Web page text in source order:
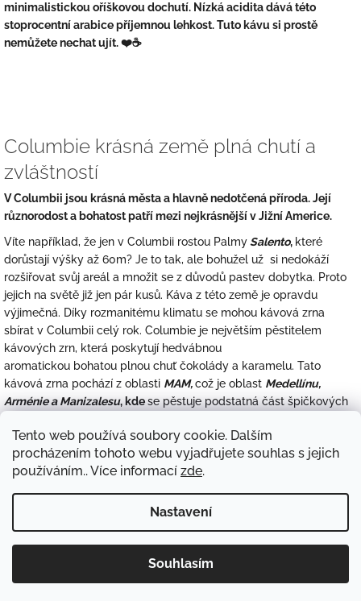
Tento web používá soubory cookie. Dalším
procházením tohoto webu vyjadřujete souhlas s jejich
používáním.. Více informací zde.
Nastavení
Souhlasím
minimalistickou oříškovou dochutí. Nízká acidita dává této
stoprocentní arabice příjemnou lehkost. Tuto kávu si prostě
nemůžete nechat ujít. ❤️☕
Columbie krásná země plná chutí a
zvláštností
V Columbii jsou krásná města a hlavně nedotčená příroda. Její
různorodost a bohatost patří mezi nejkrásnější v Jižní Americe.
Víte například, že jen v Columbii rostou PalmySalento, které
dorůstají výšky až 60m? Je to tak, ale bohužel už si nedokáží
rozšiřovat svůj areál a množit se z důvodů pastev dobytka. Proto
jejich na světě již jen pár kusů. Káva z této země je opravdu
výjimečná. Díky rozmanitému klimatu se mohou kávová zrna
sbírat v Columbii celý rok. Columbie je největším pěstitelem
kávových zrn, která poskytují hedvábnou
aromatickou bohatou plnou chuť čokolády a karamelu. Tato
kávová zrna pochází z oblasti MAM,což je oblast Medellínu,
Arménie a Manizalesu, kdese pěstuje podstatná část špičkových
nezoufejte a udělejte si Columbijskou chvilku u nás v kavárně,
nebo doma se šálkem báječnéColumbiea nechte se unášet
karibským sluncem.
O
v
l
á
d
a
položek celkem